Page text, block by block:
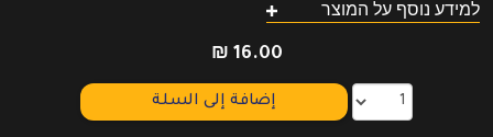
למידע נוסף על המוצר
₪ 16.00
إضافة إلى السلة